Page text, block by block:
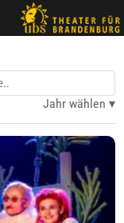
Jahr wählen